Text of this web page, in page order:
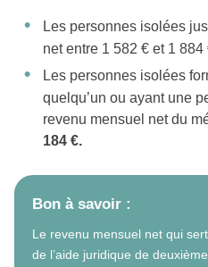
Les personnes isolées
net entre 1 582 € et 1 884
Les personnes isolées
quelqu’un ou ayant une
revenu mensuel net du
184 €.
Bon à savoir :
Le revenu mensuel net qui
de l’aide juridique de